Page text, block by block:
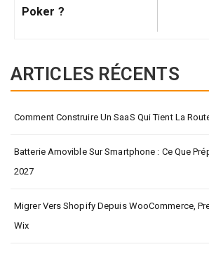
Poker ?
ARTICLES RÉCENTS
Comment Construire Un SaaS Qui Tient La
Batterie Amovible Sur Smartphone : Ce Que
2027
Migrer Vers Shopify Depuis WooCommerce,
Wix